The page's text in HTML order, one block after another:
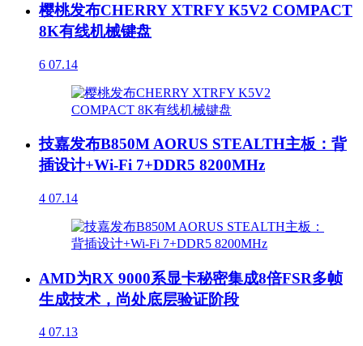
樱桃发布CHERRY XTRFY K5V2 COMPACT
8K有线机械键盘
6 07.14
技嘉发布B850M AORUS STEALTH主板：背
插设计+Wi-Fi 7+DDR5 8200MHz
4 07.14
AMD为RX 9000系显卡秘密集成8倍FSR多帧
生成技术，尚处底层验证阶段
4 07.13